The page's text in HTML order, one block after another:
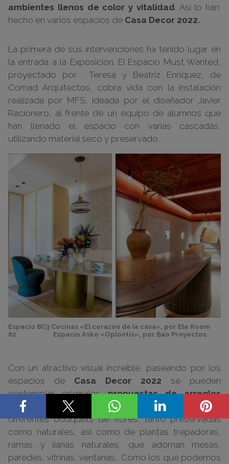
ambientes llenos de color y vitalidad . Así lo han
hecho en varios espacios de Casa Decor 2022.
La primera de sus intervenciones ha tenido lugar en
la entrada a la Exposición. El Espacio Must Wanted,
proyectado por Teresa y Beatriz Enriquez, de
Comad Arquitectos, cobra vida con la instalación
realizada por MFS, ideada por el diseñador Javier
Racionero, al frente de un equipo de alumnos que
han llenado el espacio con varias cascadas,
utilizando material seco y preservado.
Espacio BC3 Cocinas «El corazón de la casa», por Ele Room
62 Espacio Asko «Oplontis», por Bao Proyectos
Con un atractivo visual increíble, paseando por los
espacios de Casa Decor 2022 se pueden
contemplar originalespropuestas de arreglos
florales
de MFS, a través de la presentación de
diferentes bouquets de flores, tanto preservadas
como naturales, así como de plantas trepadoras,
ramas y lianas naturales, que adornan mesas,
paredes, vitrinas, ventanas… Como los que podemos